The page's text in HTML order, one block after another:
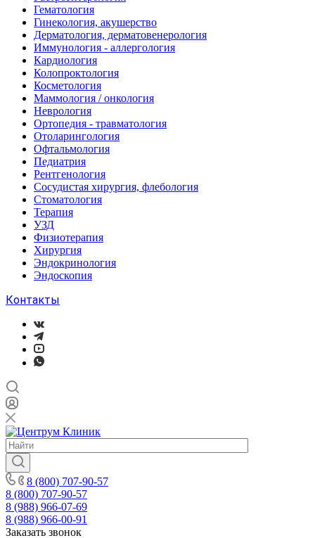
Гематология
Гинекология, акушерство
Дерматология, дерматовенерология
Иммунология - аллергология
Кардиология
Колопроктология
Косметология
Маммология / онкология
Неврология
Ортопедия - травматология
Отоларингология
Офтальмология
Педиатрия
Рентгенология
Сосудистая хирургия, флебология
Стоматология
Терапия
УЗД
Физиотерапия
Хирургия
Эндокринология
Эндоскопия
Контакты
8 (800) 707-90-57
8 (800) 707-90-57
8 (988) 966-07-69
8 (988) 966-00-91
Заказать звонок